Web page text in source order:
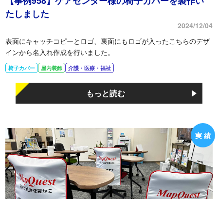
たしました
2024/12/04
表面にキャッチコピーとロゴ、裏面にもロゴが入ったこちらのデザ
インから名入れ作成を行いました。
椅子カバー 屋内装飾 介護・医療・福祉
もっと読む